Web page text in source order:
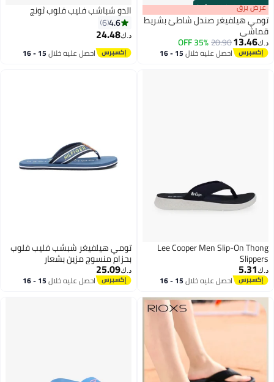
00m:00s
·
100% Left
2
عرض برق
تومي هيلفيغر صندل شاطئ بشريط
قماشي
د.ك‏13.46
20.90
35% OFF
احصل عليه خلال 15 - 16
3
الدو شباشب فليب فلوب ثونج
4.6
6
د.ك‏24.48
احصل عليه خلال 15 - 16
2
Lee Cooper Men Slip-On Thong
Slippers
د.ك‏5.31
احصل عليه خلال 15 - 16
تومي هيلفيغر شبشب فليب فلوب
بحزام منسوج مزين بشعار
د.ك‏25.09
احصل عليه خلال 15 - 16